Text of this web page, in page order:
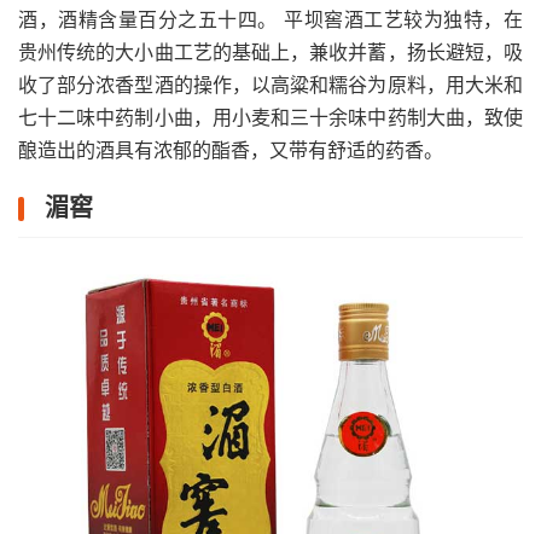
酒，酒精含量百分之五十四。 平坝窖酒工艺较为独特，在
贵州传统的大小曲工艺的基础上，兼收并蓄，扬长避短，吸
收了部分浓香型酒的操作，以高粱和糯谷为原料，用大米和
七十二味中药制小曲，用小麦和三十余味中药制大曲，致使
酿造出的酒具有浓郁的酯香，又带有舒适的药香。
湄窖